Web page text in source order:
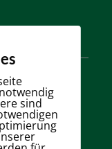
in
und
sind